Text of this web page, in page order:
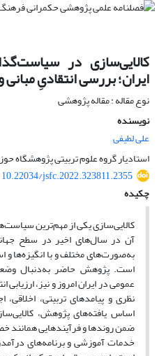
کالایی‌سازی در
ایران؛ بررسی انتقادیِ مبانی
نوع مقاله : مقاله پژوهشی
نویسنده
علی لطیفی
استادیار گروه علوم تربیتی پژوهشگاه
10.22034/jsfc.2022.323811.2355
چکیده
کالایی‌سازی یکی از مهم‌ترین
آن در سال‌های اخیر در سطح
به‌صورت‌های مختلف و با انگیزه‌‌ها و
است. پژوهش حاضر به‌دنبال
عمومی در ایران امروز و نیز،
نظری و پیامد‌های تربیتی،
اساس یافته‌های پژوهش،
ضمن روند‌ها و فرآیندهایی همانند
خدمات آموزشی و برنامه‌های